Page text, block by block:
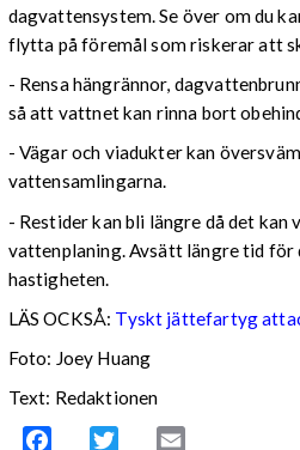
dagvattensystem. Se över om du
flytta på föremål som riskerar att
- Rensa hängrännor,
så att vattnet kan rinna bort
- Vägar och viadukter kan
vattensamlingarna.
- Restider kan bli längre då det
vattenplaning. Avsätt längre tid för
hastigheten.
LÄS OCKSÅ: Tyskt jättefartyg
Foto: Joey Huang
Text: Redaktionen
Facebook Twitter